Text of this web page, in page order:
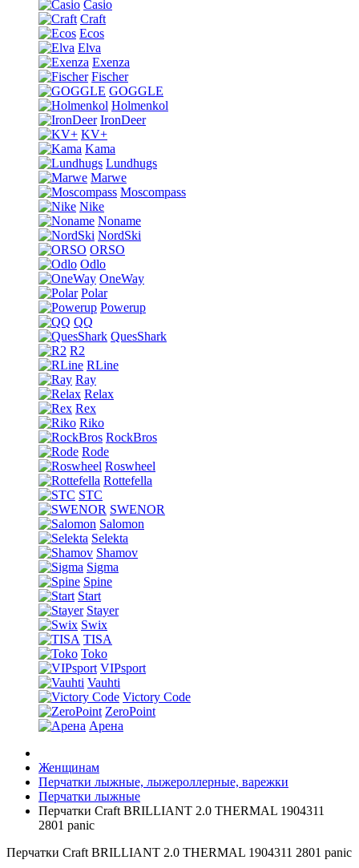
Casio
Craft
Ecos
Elva
Exenza
Fischer
GOGGLE
Holmenkol
IronDeer
KV+
Kama
Lundhugs
Marwe
Moscompass
Nike
Noname
NordSki
ORSO
Odlo
OneWay
Polar
Powerup
QQ
QuesShark
R2
RLine
Ray
Relax
Rex
Riko
RockBros
Rode
Roswheel
Rottefella
STC
SWENOR
Salomon
Selekta
Shamov
Sigma
Spine
Start
Stayer
Swix
TISA
Toko
VIPsport
Vauhti
Victory Code
ZeroPoint
Арена
Женщинам
Перчатки лыжные, лыжероллерные, варежки
Перчатки лыжные
Перчатки Craft BRILLIANT 2.0 THERMAL 1904311
2801 panic
Перчатки Craft BRILLIANT 2.0 THERMAL 1904311 2801 panic